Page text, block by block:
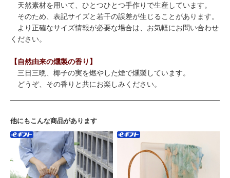
天然素材を用いて、ひとつひとつ手作りで生産しています。
そのため、表記サイズと若干の誤差が生じることがあります。
より正確なサイズ情報が必要な場合は、お気軽にお問い合わせ
ください。
【自然由来の燻製の香り】
三日三晩、椰子の実を燃やした煙で燻製しています。
どうぞ、その香りと共にお楽しみください。
他にもこんな商品があります